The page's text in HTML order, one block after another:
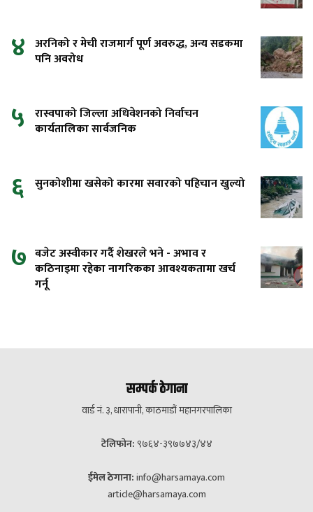
४ अरनिको र मेची राजमार्ग पूर्ण अवरुद्ध, अन्य सडकमा
पनि अवरोध
५ रास्वपाको जिल्ला अधिवेशनको निर्वाचन
कार्यतालिका सार्वजनिक
६ सुनकोशीमा खसेको कारमा सवारको पहिचान खुल्यो
७ बजेट अस्वीकार गर्दै शेखरले भने - अभाव र
कठिनाइमा रहेका नागरिकका आवश्यकतामा खर्च
गर्नू
सम्पर्क ठेगाना
वार्ड नं. ३, धारापानी, काठमाडौं महानगरपालिका
टेलिफोन: ९७६४-३९७७४३/४४
ईमेल ठेगाना:info@harsamaya.com
article@harsamaya.com